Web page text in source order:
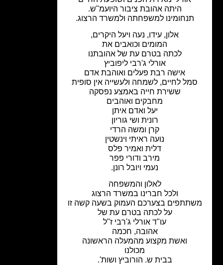
היתה אהובת ציבור היועמ"ש.
תנחומינו למשפחתה ולמשרד הרצוג.
אלון, עידו, נעה ויעל היקרים,
המומים וכואבים את
לכתה בטרם עת של אהובתנו
אורלי ג'רבי ליפוביץ
אישה רבת פעלים ואוהבת אדם
לחיים, לשמחה ולעשייה אין סופית
ששירת חייה באמצע נפסקה
מחבקים ואוהבים
יעל ואדם איתן
רונית ושי גוריון
קרן ומשה הרדי
נועה ראיתי וינשטין
דלית ואמיר פלס
מירב ודורי פפר
נעמי ויובל רונן.
לאלון והמשפחה
ולכל חברינו במשרד הרצוג
בצערכם העמוק בשעה קשה זו
על לכתה בטרם עת של
עו"ד אורלי ג'רבי ז"ל
אהובה, חכמה
ואשת מקצוע מהמעלה הראשונה
בבית ש. הורוביץ ושות'.